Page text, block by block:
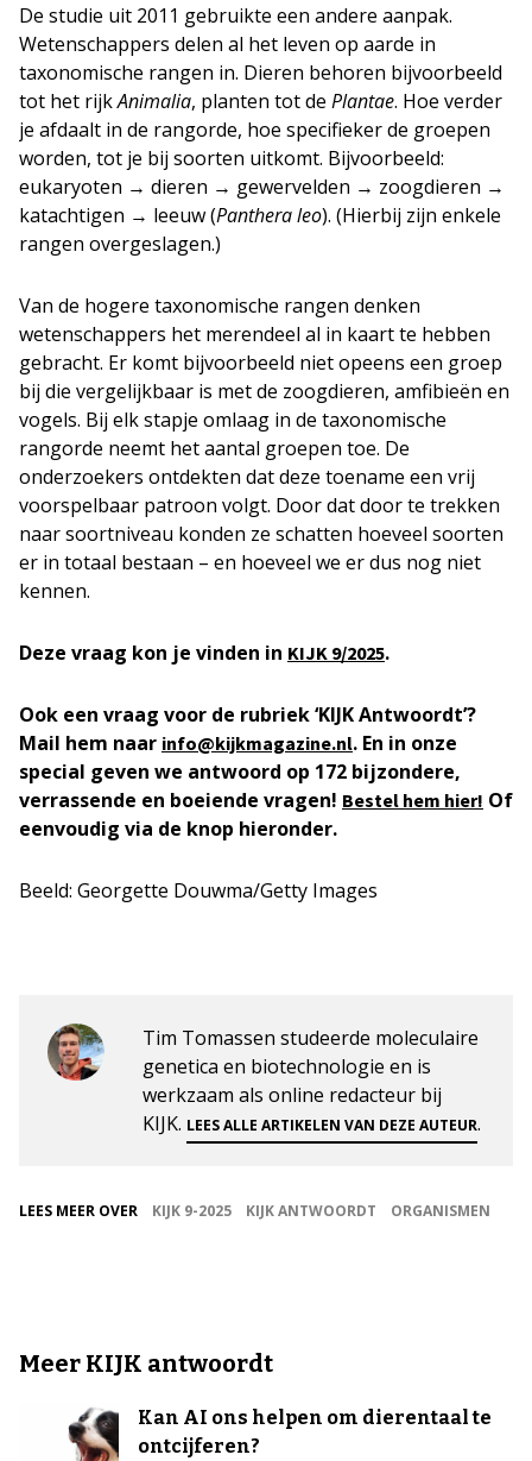
De studie uit 2011 gebruikte een andere aanpak.
Wetenschappers delen al het leven op aarde in
taxonomische rangen in. Dieren behoren bijvoorbeeld
tot het rijkAnimalia, planten tot de Plantae. Hoe verder
je afdaalt in de rangorde, hoe specifieker de groepen
worden, tot je bij soorten uitkomt. Bijvoorbeeld:
eukaryoten → dieren → gewervelden → zoogdieren →
katachtigen → leeuw (Panthera leo). (Hierbij zijn enkele
rangen overgeslagen.)
Van de hogere taxonomische rangen denken
wetenschappers het merendeel al in kaart te hebben
gebracht. Er komt bijvoorbeeld niet opeens een groep
bij die vergelijkbaar is met de zoogdieren, amfibieën en
vogels. Bij elk stapje omlaag in de taxonomische
rangorde neemt het aantal groepen toe. De
onderzoekers ontdekten dat deze toename een vrij
voorspelbaar patroon volgt. Door dat door te trekken
naar soortniveau konden ze schatten hoeveel soorten
er in totaal bestaan – en hoeveel we er dus nog niet
kennen.
Deze vraag kon je vinden in KIJK 9/2025.
Ook een vraag voor de rubriek ‘KIJK Antwoordt’?
Mail hem naar info@kijkmagazine.nl. En in onze
special geven we antwoord op 172 bijzondere,
verrassende en boeiende vragen! Bestel hem hier! Of
eenvoudig via de knop hieronder.
Beeld: Georgette Douwma/Getty Images
Tim Tomassen studeerde moleculaire
genetica en biotechnologie en is
werkzaam als online redacteur bij
KIJK. LEES ALLE ARTIKELEN VAN DEZE AUTEUR.
LEES MEER OVER KIJK 9-2025 KIJK ANTWOORDT ORGANISMEN
Meer KIJK antwoordt
Kan AI ons helpen om dierentaal te
ontcijferen?